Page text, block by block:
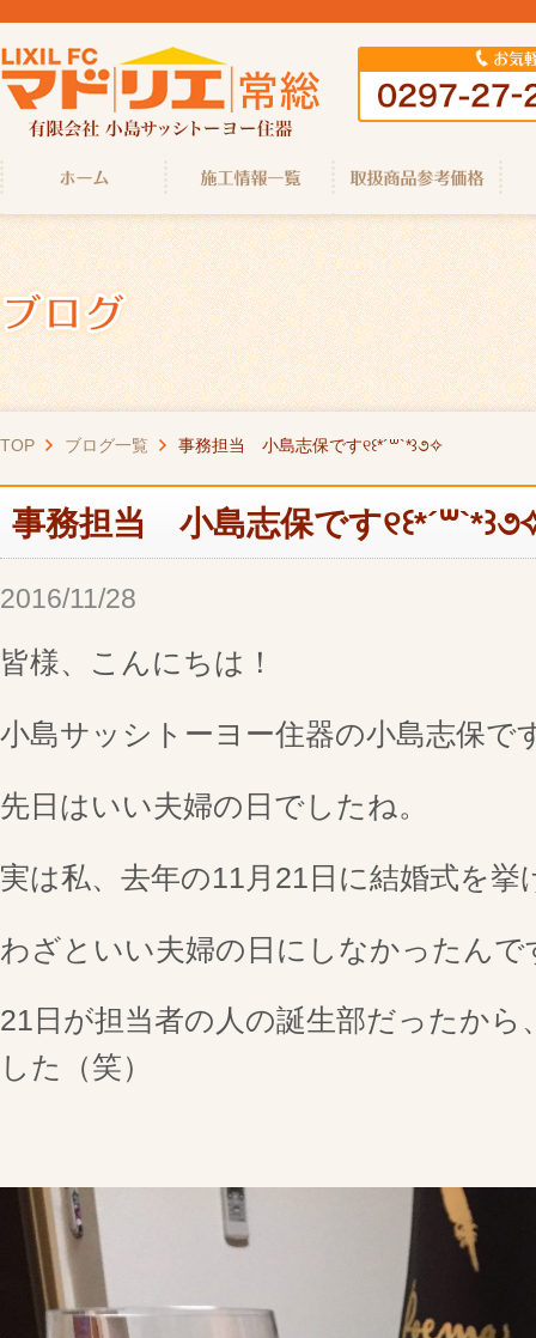
TOP ブログ一覧 事務担当 小島志保です୧꒰*´꒳`*꒱૭✧
事務担当 小島志保です
2016/11/28
皆様、こんにちは！
小島サッシトーヨー住器の小島志保で
先日はいい夫婦の日でしたね。
実は私、去年の11月21日に結婚式を挙
わざといい夫婦の日にしなかったんで
21日が担当者の人の誕生部だったか
した（笑）